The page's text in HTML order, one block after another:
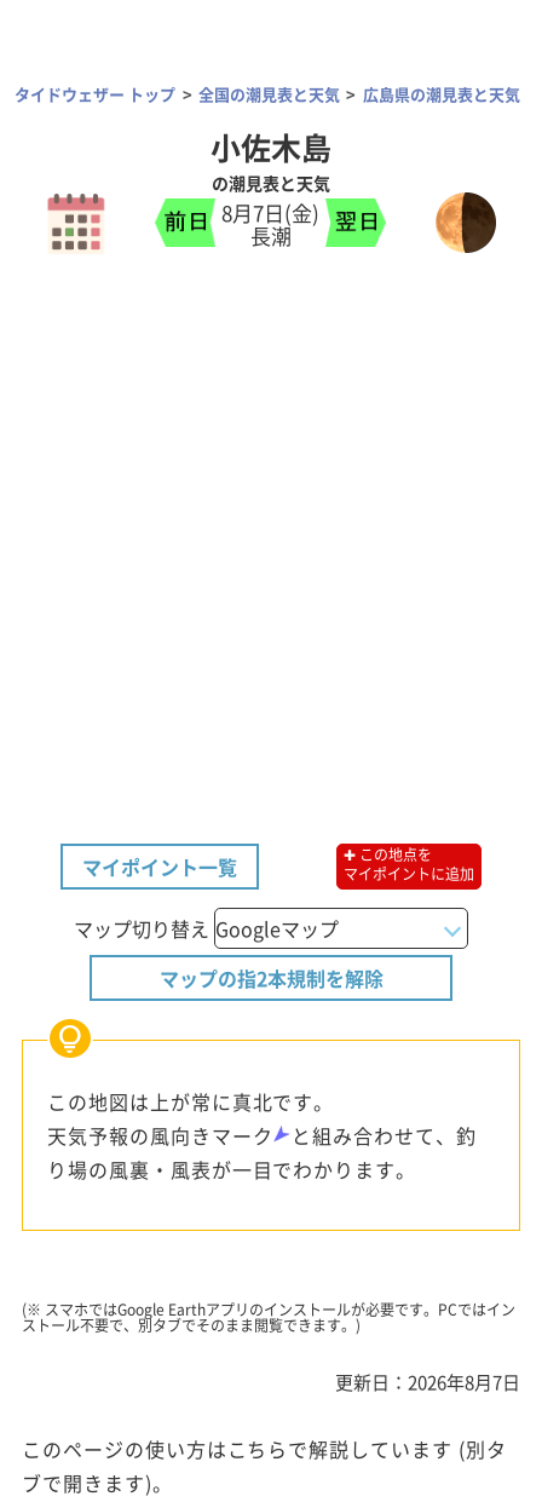
タイドウェザー トップ 全国の潮見表と天気 広島県の潮見表と天気
小佐木島
の潮見表と天気
8月7日(金)
長潮
マイポイント一覧
✚ この地点を
マイポイントに追加
マップ切り替え
マップの指2本規制を解除
この地図は上が常に真北です。
天気予報の風向きマーク
と組み合わせて、釣
り場の風裏・風表が一目でわかります。
(※ スマホではGoogle Earthアプリのインストールが必要です。PCではイン
ストール不要で、別タブでそのまま閲覧できます。)
更新日：2026年8月7日
このページの使い方はこちらで解説しています (別タ
ブで開きます)。